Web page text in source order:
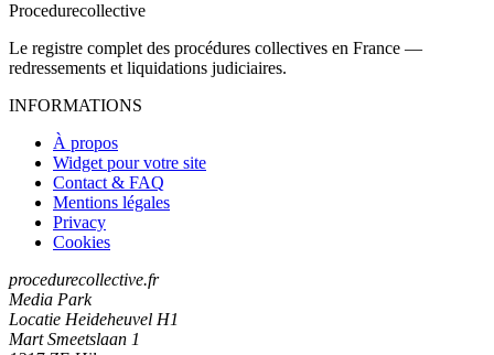
Procedurecollective
Le registre complet des procédures collectives en France —
redressements et liquidations judiciaires.
INFORMATIONS
À propos
Widget pour votre site
Contact & FAQ
Mentions légales
Privacy
Cookies
procedurecollective.fr
Media Park
Locatie Heideheuvel H1
Mart Smeetslaan 1